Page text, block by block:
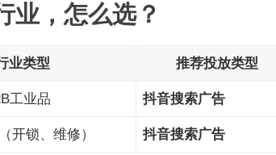
业，怎么选？
业类型 推荐投放类型
工业品 抖音搜索广告
开锁、维修） 抖音搜索广告